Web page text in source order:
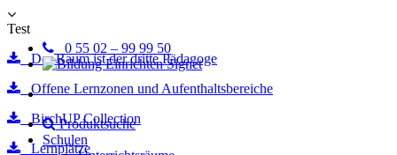
Test
Der Raum ist der dritte Pädagoge
Offene Lernzonen und Aufenthaltsbereiche
BirchUP Collection
Lernplätze
0 55 02 – 99 99 50
Produktsuche
Schulen